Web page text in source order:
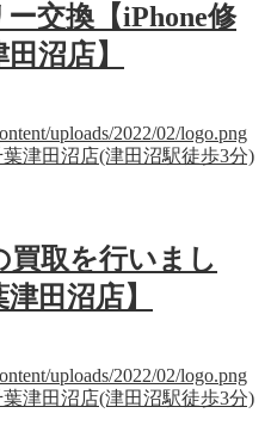
交換【iPhone修
沼店】
uploads/2022/02/logo.png
津田沼店(津田沼駅徒歩3分)
買取を行いまし
田沼店】
uploads/2022/02/logo.png
津田沼店(津田沼駅徒歩3分)